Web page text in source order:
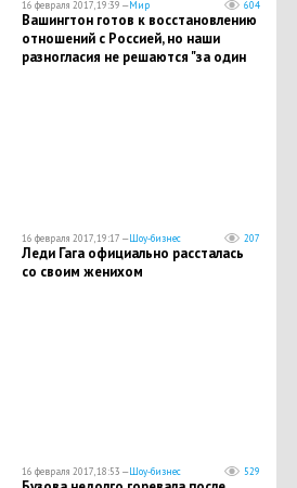
16 февраля 2017, 19:39 —Мир 604
Вашингтон готов к восстановлению
отношений с Россией, но наши
разногласия не решаются "за один
16 февраля 2017, 19:17 —Шоу-бизнес 207
Леди Гага официально рассталась
со своим женихом
16 февраля 2017, 18:53 —Шоу-бизнес 529